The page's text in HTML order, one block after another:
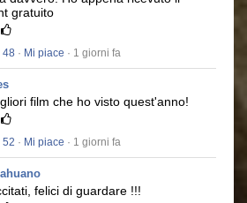
gratuito
48 · Mi piace · 1 giorni fa
film che ho visto quest'anno!
52 · Mi piace · 1 giorni fa
felici di guardare !!!